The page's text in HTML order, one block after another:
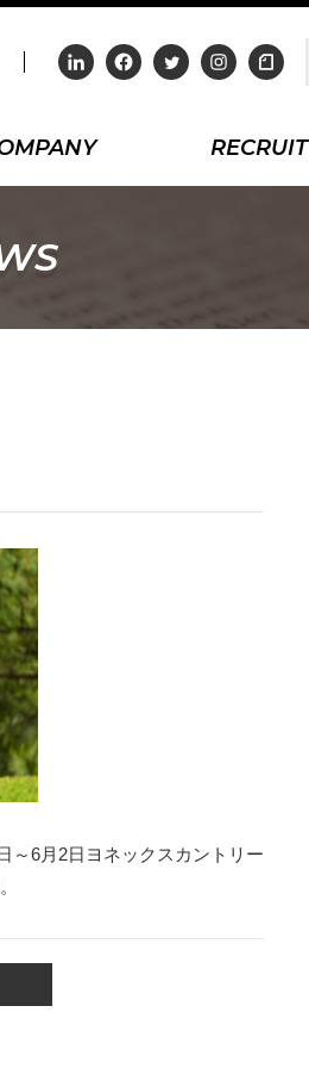
RECRUIT
～6月2日ヨネックスカントリー